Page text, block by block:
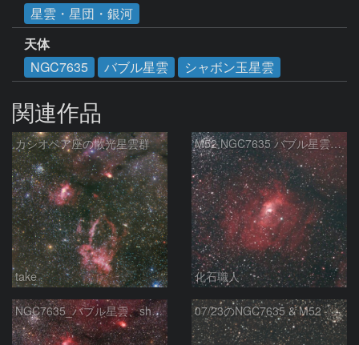
星雲・星団・銀河
天体
NGC7635
バブル星雲 シャボン玉星雲
関連作品
カシオペア座の散光星雲群
take
M52 NGC7635 バブル星雲 Sh2-159 カシオペア座
化石職人
NGC7635_バブル星雲、sh2-157_くわがた星雲 07/23のNGC7635 & M52